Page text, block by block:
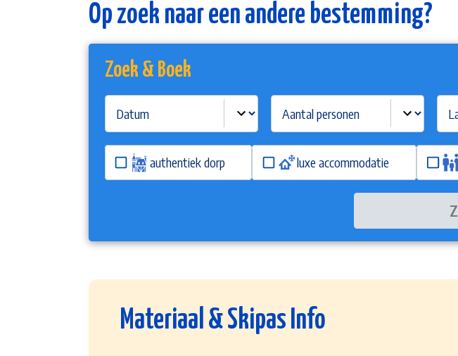
Op zoek naar een andere bestemming?
Zoek & Boek
authentiek dorp luxe accommodatie
Materiaal & Skipas Info